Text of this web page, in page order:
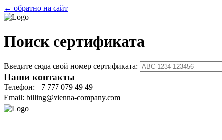
← обратно на сайт
Поиск сертификата
Введите сюда свой номер сертификата:
Наши контакты
Телефон: +7 777 079 49 49
Email: billing@vienna-company.com